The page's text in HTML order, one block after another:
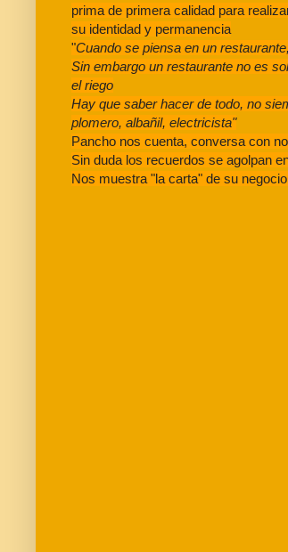
prima de primera calidad para
su identidad y permanencia
"Cuando se piensa en un
Sin embargo un restaurante no es
el riego
Hay que saber hacer de todo, no
plomero, albañil, electricista"
Pancho nos cuenta, conversa con
Sin duda los recuerdos se agolpan
Nos muestra "la carta" de su